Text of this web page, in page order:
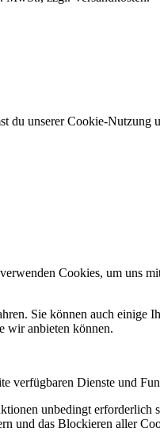
du unserer Cookie-Nutzung
Cookies, um uns
Sie können auch
wir anbieten können.
verfügbaren Dienste und
unbedingt
und das Blockieren aller